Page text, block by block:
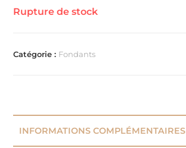
Rupture de stock
Catégorie : Fondants
INFORMATIONS COMPLÉMENTAIRES